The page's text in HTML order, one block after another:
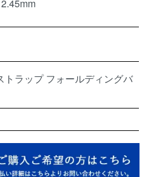
トラップ フォールディングバ